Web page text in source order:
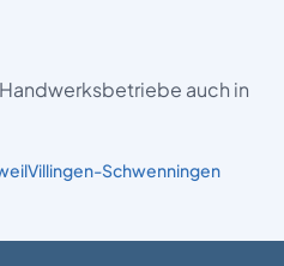
auch in
Villingen-Schwenningen